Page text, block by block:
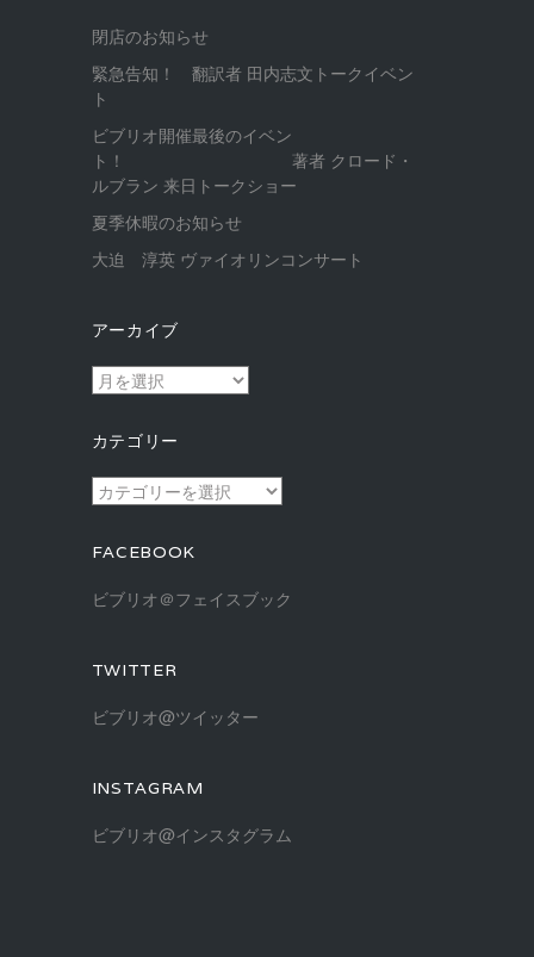
閉店のお知らせ
緊急告知！ 翻訳者 田内志文トークイベン
ト
ビブリオ開催最後のイベン
ト！ 著者 クロード・
ルブラン 来日トークショー
夏季休暇のお知らせ
大迫 淳英 ヴァイオリンコンサート
アーカイブ
ア
ー
イ
ブ
カテゴリー
カ
テ
リ
ー
FACEBOOK
ビブリオ＠フェイスブック
TWITTER
ビブリオ@ツイッター
INSTAGRAM
ビブリオ@インスタグラム